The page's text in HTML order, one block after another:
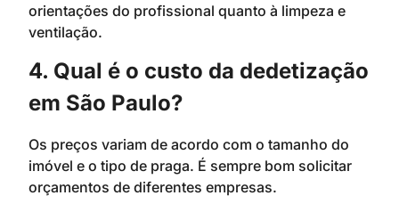
orientações do profissional quanto à limpeza e
ventilação.
4. Qual é o custo da dedetização
em São Paulo?
Os preços variam de acordo com o tamanho do
imóvel e o tipo de praga. É sempre bom solicitar
orçamentos de diferentes empresas.